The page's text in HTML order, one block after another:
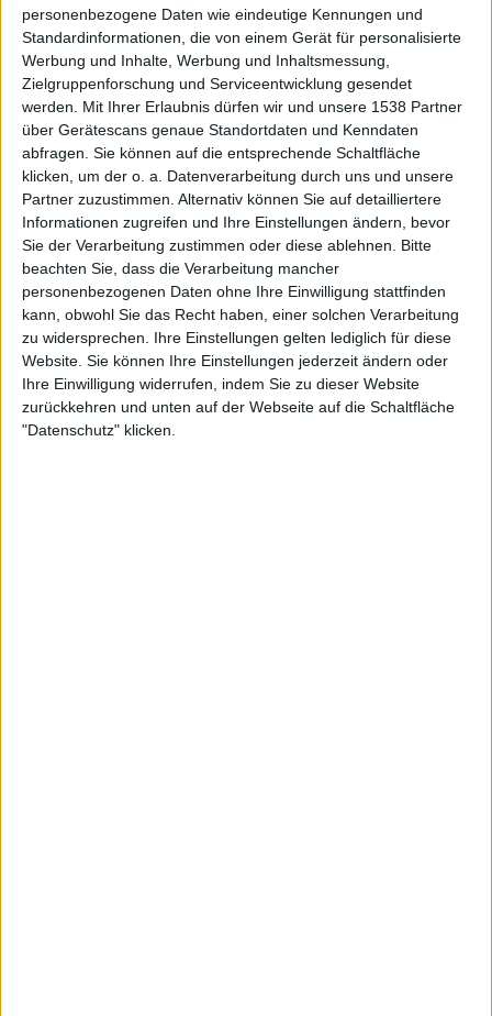
personenbezogene Daten wie eindeutige Kennungen und
Standardinformationen, die von einem Gerät für personalisierte
Werbung und Inhalte, Werbung und Inhaltsmessung,
Zielgruppenforschung und Serviceentwicklung gesendet
werden.
Mit Ihrer Erlaubnis dürfen wir und unsere 1538 Partner
über Gerätescans genaue Standortdaten und Kenndaten
abfragen. Sie können auf die entsprechende Schaltfläche
klicken, um der o. a. Datenverarbeitung durch uns und unsere
Partner zuzustimmen. Alternativ können Sie auf detailliertere
Informationen zugreifen und Ihre Einstellungen ändern, bevor
Sie der Verarbeitung zustimmen oder diese ablehnen.
Bitte
beachten Sie, dass die Verarbeitung mancher
personenbezogenen Daten ohne Ihre Einwilligung stattfinden
kann, obwohl Sie das Recht haben, einer solchen Verarbeitung
zu widersprechen. Ihre Einstellungen gelten lediglich für diese
Website. Sie können Ihre Einstellungen jederzeit ändern oder
Ihre Einwilligung widerrufen, indem Sie zu dieser Website
zurückkehren und unten auf der Webseite auf die Schaltfläche
"Datenschutz" klicken.
unverändert geblieben ist.
Zum Label kam ich mehr oder weniger auf Umwegen und
ganz blauäugig. Langjährig nur reiner Musikkonsument
gewesen, regte sich irgendwann in mir der Wunsch, auch
in der Szene aktiv werden zu können. Nur wie? Durch einen
glücklichen Zufall durfte ich vor einigen Jahren zu dem
Print-Fanzine Hammerheart dazustoßen. Dort fühlte ich
mich sofort heimisch und empfand die Schreibarbeit als
eine wunderbare Ergänzung zum Musikhören. Da bin ich
aufgeblüht, und als das Heft nach der zehnten Ausgabe
leider eingestellt wurde, war mir eins klar: Aufhören ist
keine Option! Zusammen mit zwei Freunden, die ebenfalls
beim Hammerheart mitgewirkt hatten, wurde kurze Zeit
später das Online-Magazin Waldhalla gegründet, das
schon alsbald um die erste Print-Ausgabe ergänzt wurde.